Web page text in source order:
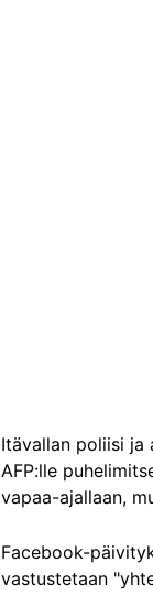
Itävallan poliisi
AFP:lle
vapaa-ajallaan,
Facebook-
vastustetaan